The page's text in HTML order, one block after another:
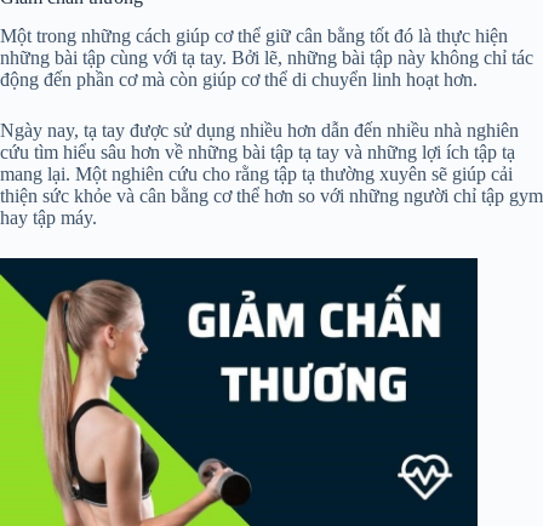
Một trong những cách giúp cơ thể giữ cân bằng tốt đó là thực hiện
những bài tập cùng với tạ tay. Bởi lẽ, những bài tập này không chỉ tác
động đến phần cơ mà còn giúp cơ thể di chuyển linh hoạt hơn.
Ngày nay, tạ tay được sử dụng nhiều hơn dẫn đến nhiều nhà nghiên
cứu tìm hiểu sâu hơn về những bài tập tạ tay và những lợi ích tập tạ
mang lại. Một nghiên cứu cho rằng tập tạ thường xuyên sẽ giúp cải
thiện sức khỏe và cân bằng cơ thể hơn so với những người chỉ tập gym
hay tập máy.